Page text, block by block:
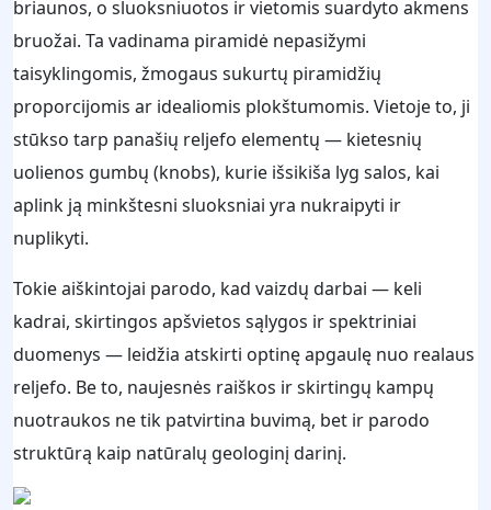
briaunos, o sluoksniuotos ir vietomis suardyto akmens
bruožai. Ta vadinama piramidė nepasižymi
taisyklingomis, žmogaus sukurtų piramidžių
proporcijomis ar idealiomis plokštumomis. Vietoje to, ji
stūkso tarp panašių reljefo elementų — kietesnių
uolienos gumbų (knobs), kurie išsikiša lyg salos, kai
aplink ją minkštesni sluoksniai yra nukraipyti ir
nuplikyti.
Tokie aiškintojai parodo, kad vaizdų darbai — keli
kadrai, skirtingos apšvietos sąlygos ir spektriniai
duomenys — leidžia atskirti optinę apgaulę nuo realaus
reljefo. Be to, naujesnės raiškos ir skirtingų kampų
nuotraukos ne tik patvirtina buvimą, bet ir parodo
struktūrą kaip natūralų geologinį darinį.